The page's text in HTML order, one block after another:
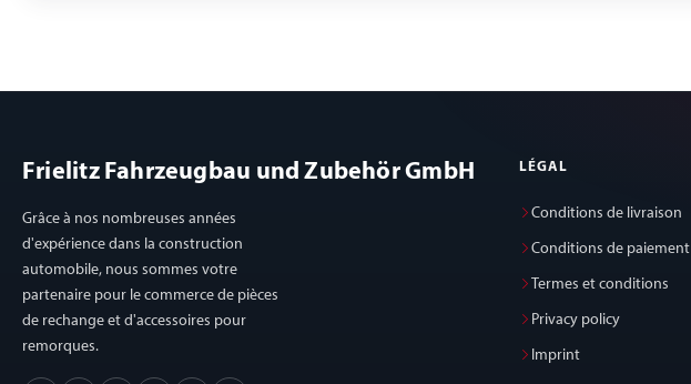
Frielitz Fahrzeugbau und Zubehör GmbH
Grâce à nos nombreuses années
d'expérience dans la construction
automobile, nous sommes votre
partenaire pour le commerce de pièces
de rechange et d'accessoires pour
remorques.
LÉGAL
Conditions de livraison
Conditions de paiement
Termes et conditions
Privacy policy
Imprint